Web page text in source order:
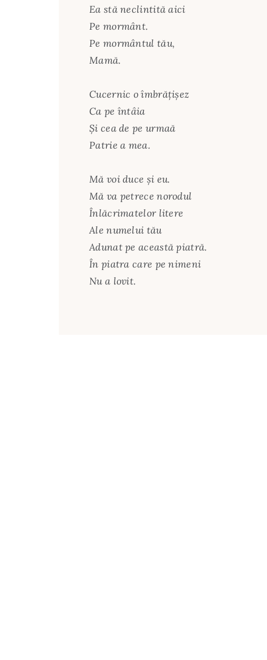
Ea stă neclintită aici
Pe mormânt.
Pe mormântul tău,
Mamă.
Cucernic o îmbrățișez
Ca pe întâia
Și cea de pe urmaă
Patrie a mea.
Mă voi duce și eu.
Mă va petrece norodul
Înlăcrimatelor litere
Ale numelui tău
Adunat pe această piatră.
În piatra care pe nimeni
Nu a lovit.